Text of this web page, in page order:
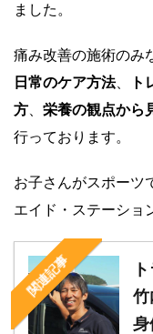
ました。
痛み改善の施術のみ
日常のケア方法、
ト
方
栄養の観点から
行っております。
お子さんがスポーツ
エイド・ステーショ
関連記事
竹
身